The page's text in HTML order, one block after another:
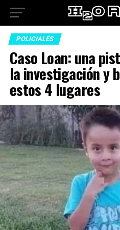
POLICIALES
Caso Loan: una
la investigación y
estos 4 lugares